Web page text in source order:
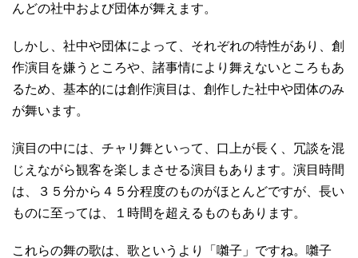
んどの社中および団体が舞えます。
しかし、社中や団体によって、それぞれの特性があり、創
作演目を嫌うところや、諸事情により舞えないところもあ
るため、基本的には創作演目は、創作した社中や団体のみ
が舞います。
演目の中には、チャリ舞といって、口上が長く、冗談を混
じえながら観客を楽しまさせる演目もあります。演目時間
は、３５分から４５分程度のものがほとんどですが、長い
ものに至っては、１時間を超えるものもあります。
これらの舞の歌は、歌というより「囃子」ですね。囃子